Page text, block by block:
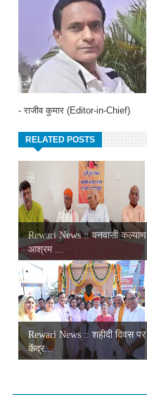
- राजीव कुमार (Editor-in-Chief)
RELATED POSTS
Rewari News :: वनवासी कल्याण
आश्रम ...
Rewari News :: शहीदी दिवस पर
केंद्र...